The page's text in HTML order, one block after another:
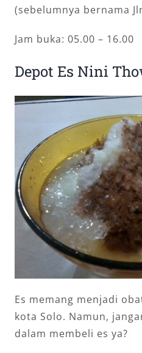
(sebelumnya bernama
Jam buka: 05.00 – 16.00
Depot Es Nini
Es memang menjadi
kota Solo. Namun,
dalam membeli es ya?